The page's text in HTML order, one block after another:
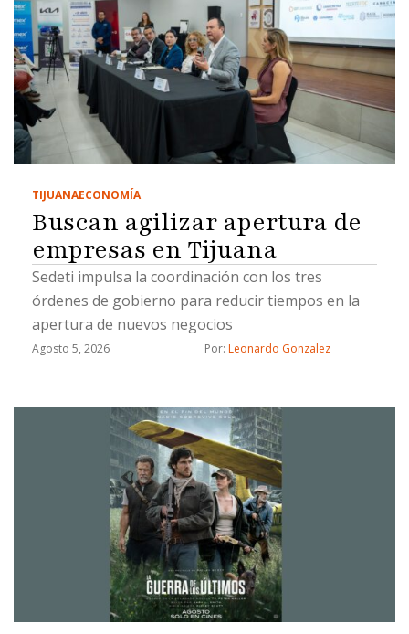
TIJUANAECONOMÍA
Buscan agilizar apertura de
empresas en Tijuana
Sedeti impulsa la coordinación con los tres
órdenes de gobierno para reducir tiempos en la
apertura de nuevos negocios
Agosto 5, 2026 Por: Leonardo Gonzalez